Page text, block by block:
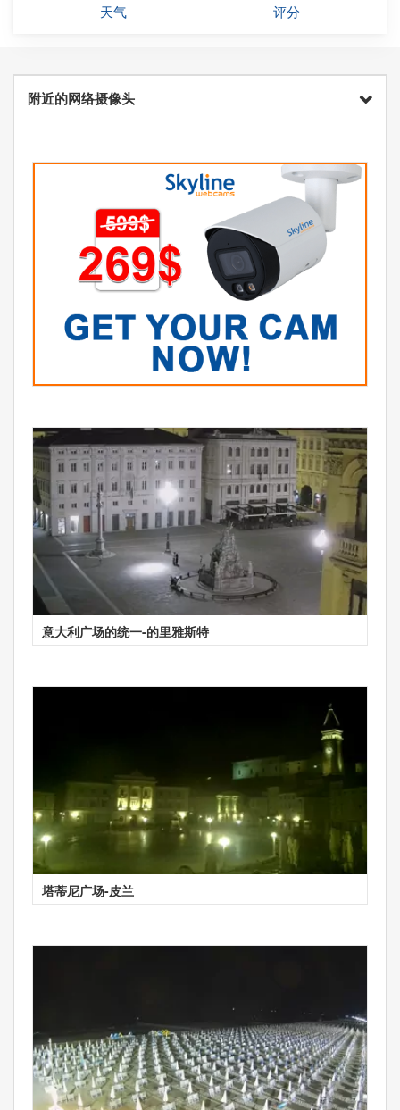
天气 评分
附近的网络摄像头
意大利广场的统一-的里雅斯特
塔蒂尼广场-皮兰